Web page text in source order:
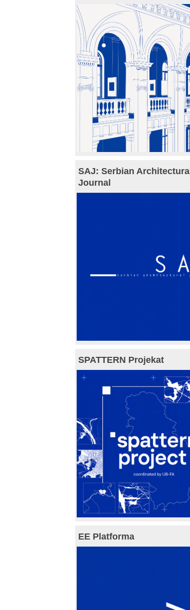
SAJ: Serbian Architectural
Journal
SPATTERN Projekat
EE Platforma